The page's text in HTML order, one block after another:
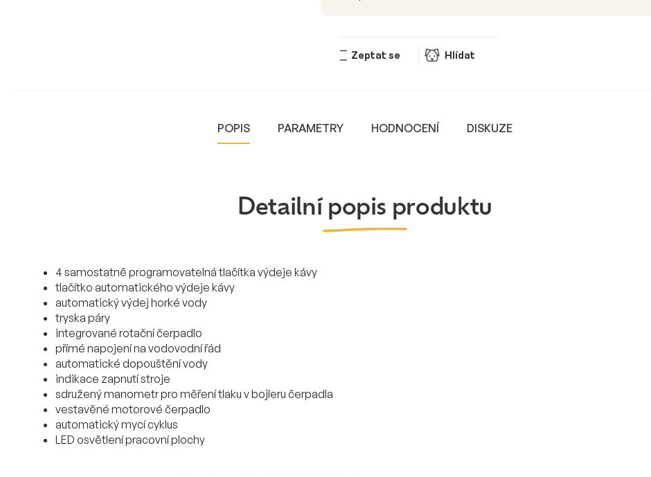
Zeptat se Hlídat
POPIS PARAMETRY HODNOCENÍ DISKUZE
Detailní popis produktu
4 samostatně programovatelná tlačítka výdeje kávy
tlačítko automatického výdeje kávy
automatický výdej horké vody
tryska páry
integrované rotační čerpadlo
přímé napojení na vodovodní řád
automatické dopouštění vody
indikace zapnutí stroje
sdružený manometr pro měření tlaku v bojleru čerpadla
vestavěné motorové čerpadlo
automatický mycí cyklus
LED osvětlení pracovní plochy